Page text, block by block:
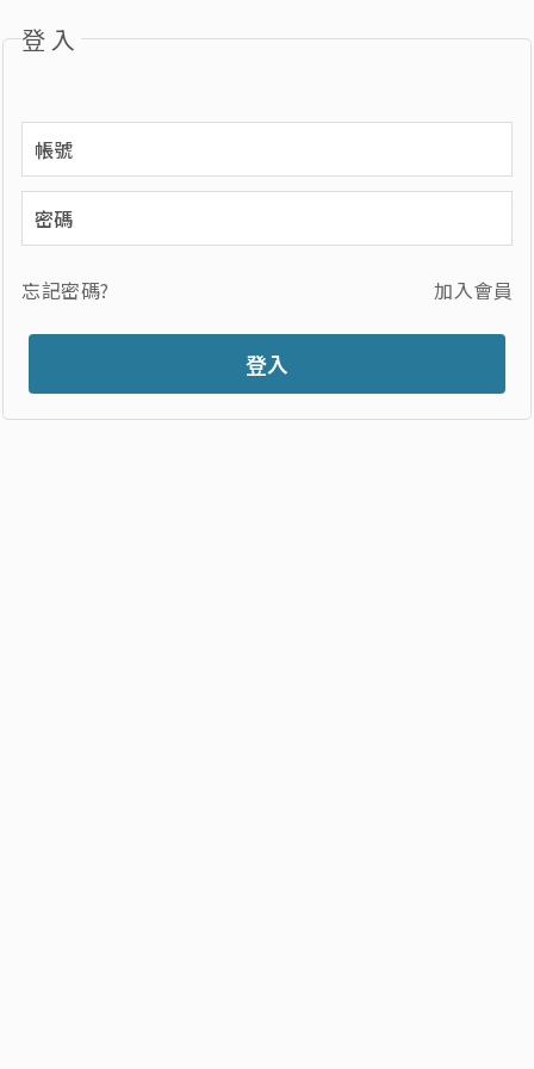
登入
忘記密碼? 加入會員